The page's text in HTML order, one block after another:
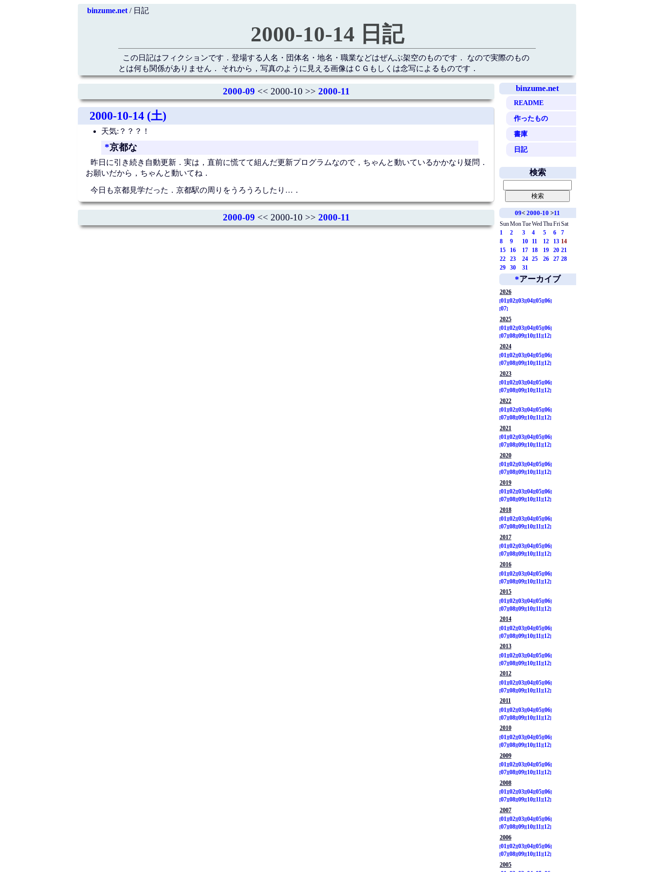
binzume.net/ 日記
2000-10-14 日記
この日記はフィクションです．登場する人名・団体名・地名・職業などはぜんぶ架空のものです． なので実際のもの
とは何も関係がありません． それから，写真のように見える画像はＣＧもしくは念写によるものです．
binzume.net
README
作ったもの
書庫
日記
2000-09 << 2000-10 >> 2000-11
2000-10-14 (土)
天気:？？？！
*京都な
昨日に引き続き自動更新．実は，直前に慌てて組んだ更新プログラムなので，ちゃんと動いているかかなり疑問．
お願いだから，ちゃんと動いてね．
今日も京都見学だった．京都駅の周りをうろうろしたり…．
2000-09 << 2000-10 >> 2000-11
検索
09<2000-10 >11
SunMonTueWed ThuFriSat
1
2 3 4 5 6
7
8
9 10 11 12 13 14
15
16 17 18 19 20 21
22
23 24 25 26 27 28
29
30 31
*アーカイブ
2026
01
02 03 04 05 06
07
2025
01
02 03 04 05 06
07 08 09 10 11
12
2024
01
02 03 04 05 06
07 08 09 10 11
12
2023
01
02 03 04 05 06
07 08 09 10 11
12
2022
01
02 03 04 05 06
07 08 09 10 11
12
2021
01
02 03 04 05 06
07 08 09 10 11
12
2020
01
02 03 04 05 06
07 08 09 10 11
12
2019
01
02 03 04 05 06
07 08 09 10 11
12
2018
01 02 03 04 05 06
07 08 09 10 11 12
2017
01 02 03 04 05 06
07 08 09 10 11 12
2016
01
02 03 04 05 06
07 08 09 10 11
12
2015
01
02 03 04 05 06
07 08 09 10 11
12
2014
01
02 03 04 05 06
07 08 09 10 11
12
2013
01
02 03 04 05 06
07 08 09 10 11
12
2012
01
02 03 04 05 06
07 08 09 10 11
12
2011
01
02 03 04 05 06
07 08 09 10 11
12
2010
01
02 03 04 05 06
07 08 09 10 11
12
2009
01
02 03 04 05 06
07 08 09 10 11
12
2008
01
02 03 04 05 06
07 08 09 10 11
12
2007
01
02 03 04 05 06
07 08 09 10 11
12
2006
01
02 03 04 05 06
07 08 09 10 11
12
2005